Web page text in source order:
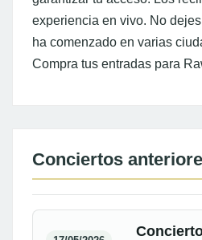
experiencia en vivo. No
ha comenzado en varias
Compra tus entradas para
Conciertos